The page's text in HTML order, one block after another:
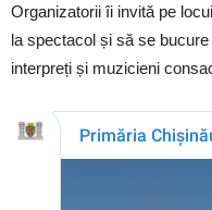
Organizatorii îi invită pe
la spectacol și să se
interpreți și muzicieni